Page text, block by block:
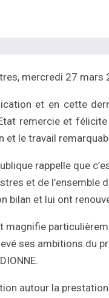
mercredi 27 mars
et en cette
remercie et
et le travail
rappelle que
et de l’ensemble
bilan et lui ont
magnifie
ses ambitions du
autour la